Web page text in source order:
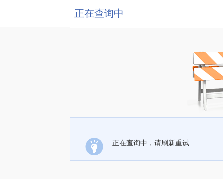
正在查询中
正在查询中，请刷新重试